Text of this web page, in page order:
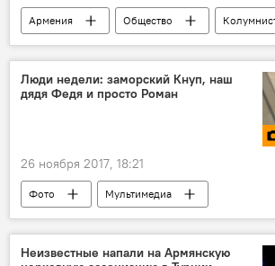
Армения Общество
Люди недели: заморский Кнуп, наш
дядя Федя и просто Роман
26 ноября 2017, 18:21
Фото
Мультимедиа
Люди недели Асатура Есаянца
Неизвестные напали на Армянскую